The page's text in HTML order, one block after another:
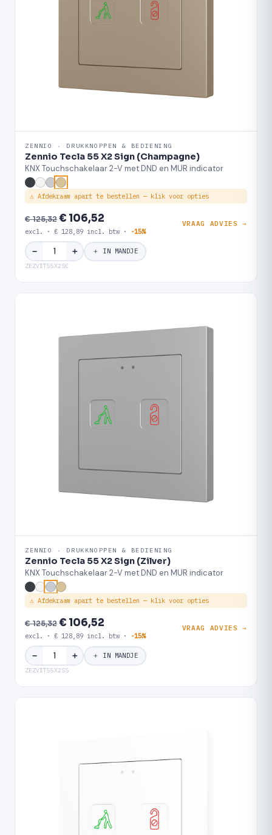
ZENNIO · DRUKKNOPPEN & BEDIENING
Zennio Tecla 55 X2 Sign (Champagne)
KNX Touchschakelaar 2-V met DND en MUR indicator
⚠ Afdekraam apart te bestellen — klik voor opties
€ 125,32€ 106,52
excl. · € 128,89 incl. btw · -15%
VRAAG ADVIES →
− ＋ ＋ IN MANDJE
ZEZVIT55X2SC
ZENNIO · DRUKKNOPPEN & BEDIENING
Zennio Tecla 55 X2 Sign (Zilver)
KNX Touchschakelaar 2-V met DND en MUR indicator
⚠ Afdekraam apart te bestellen — klik voor opties
€ 125,32€ 106,52
excl. · € 128,89 incl. btw · -15%
VRAAG ADVIES →
− ＋ ＋ IN MANDJE
ZEZVIT55X2SS